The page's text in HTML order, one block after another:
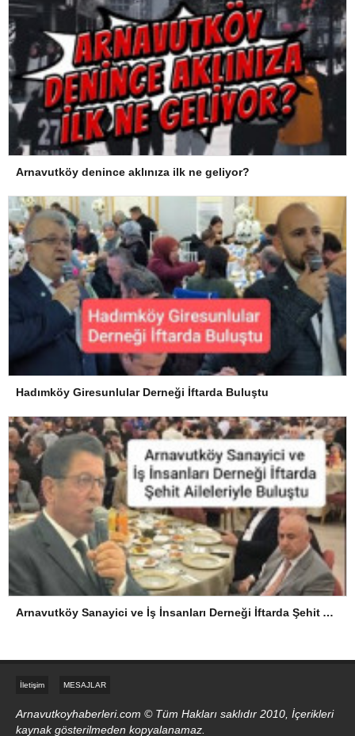
Arnavutköy denince aklınıza ilk ne geliyor?
Hadımköy Giresunlular Derneği İftarda Buluştu
Arnavutköy Sanayici ve İş İnsanları Derneği İftarda Şehit Aileleriyle Buluştu
İletişim MESAJLAR
Arnavutkoyhaberleri.com © Tüm Hakları saklıdır 2010, İçerikleri
kaynak gösterilmeden kopyalanamaz.